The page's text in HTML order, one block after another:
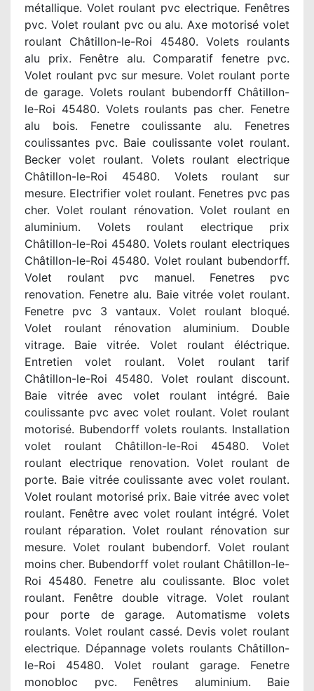
métallique. Volet roulant pvc electrique. Fenêtres
pvc. Volet roulant pvc ou alu. Axe motorisé volet
roulant Châtillon-le-Roi 45480. Volets roulants
alu prix. Fenêtre alu. Comparatif fenetre pvc.
Volet roulant pvc sur mesure. Volet roulant porte
de garage. Volets roulant bubendorff Châtillon-
le-Roi 45480. Volets roulants pas cher. Fenetre
alu bois. Fenetre coulissante alu. Fenetres
coulissantes pvc. Baie coulissante volet roulant.
Becker volet roulant. Volets roulant electrique
Châtillon-le-Roi 45480. Volets roulant sur
mesure. Electrifier volet roulant. Fenetres pvc pas
cher. Volet roulant rénovation. Volet roulant en
aluminium. Volets roulant electrique prix
Châtillon-le-Roi 45480. Volets roulant electriques
Châtillon-le-Roi 45480. Volet roulant bubendorff.
Volet roulant pvc manuel. Fenetres pvc
renovation. Fenetre alu. Baie vitrée volet roulant.
Fenetre pvc 3 vantaux. Volet roulant bloqué.
Volet roulant rénovation aluminium. Double
vitrage. Baie vitrée. Volet roulant éléctrique.
Entretien volet roulant. Volet roulant tarif
Châtillon-le-Roi 45480. Volet roulant discount.
Baie vitrée avec volet roulant intégré. Baie
coulissante pvc avec volet roulant. Volet roulant
motorisé. Bubendorff volets roulants. Installation
volet roulant Châtillon-le-Roi 45480. Volet
roulant electrique renovation. Volet roulant de
porte. Baie vitrée coulissante avec volet roulant.
Volet roulant motorisé prix. Baie vitrée avec volet
roulant. Fenêtre avec volet roulant intégré. Volet
roulant réparation. Volet roulant rénovation sur
mesure. Volet roulant bubendorf. Volet roulant
moins cher. Bubendorff volet roulant Châtillon-le-
Roi 45480. Fenetre alu coulissante. Bloc volet
roulant. Fenêtre double vitrage. Volet roulant
pour porte de garage. Automatisme volets
roulants. Volet roulant cassé. Devis volet roulant
electrique. Dépannage volets roulants Châtillon-
le-Roi 45480. Volet roulant garage. Fenetre
monobloc pvc. Fenêtres aluminium. Baie